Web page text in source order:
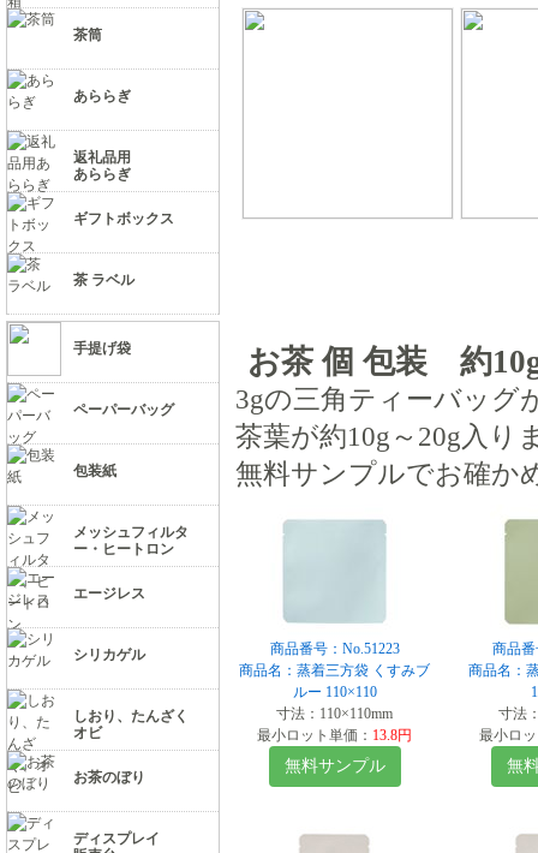
茶筒
あららぎ
返礼品用
あららぎ
ギフトボックス
茶 ラベル
手提げ袋
ペーパーバッグ
包装紙
メッシュフィルタ
ー・ヒートロン
エージレス
シリカゲル
しおり、たんざく
オビ
お茶のぼり
ディスプレイ
お茶 個 包装 約
3gの三角ティーバッグ
茶葉が約10g～20g入り
無料サンプルでお確か
商品番号：No.51223
商品名：蒸着三方袋 くすみブ
ルー 110×110
寸法：110×110mm
最小ロット単価： 13.8円
無料サンプル
商品番
商品名：
寸法
最小ロ
無